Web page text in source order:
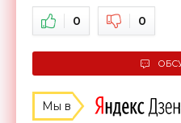
0 0
Мы в